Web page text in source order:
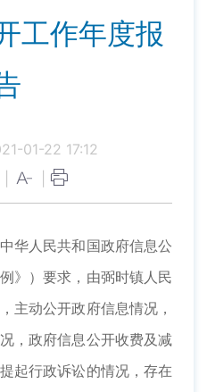
工作年度报
01-22 17:12
人民共和国政府信息公
》）要求，由弼时镇人民
主动公开政府信息情况，
，政府信息公开收费及减
起行政诉讼的情况，存在